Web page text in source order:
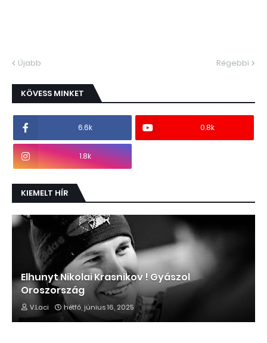
Újabb Régebbi
KÖVESS MINKET
6.6k 0.8k
1.8k
KIEMELT HÍR
Elhunyt Nikolai Krasnikov ! Gyászol
Oroszország
V.Laci hétfő, június 16, 2025